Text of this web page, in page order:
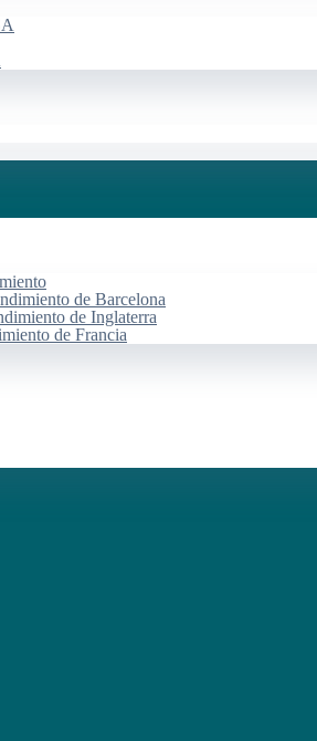
de Barcelona
de Inglaterra
de Francia